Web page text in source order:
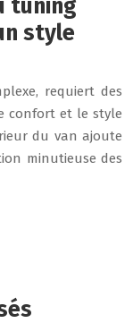
tuning
style
requiert des
confort et le style
du van ajoute
minutieuse des